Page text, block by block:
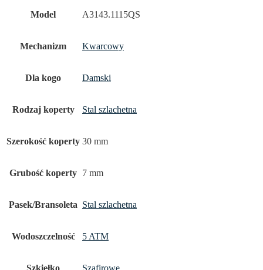
Model A3143.1115QS
Mechanizm Kwarcowy
Dla kogo Damski
Rodzaj koperty Stal szlachetna
Szerokość koperty 30 mm
Grubość koperty 7 mm
Pasek/Bransoleta Stal szlachetna
Wodoszczelność 5 ATM